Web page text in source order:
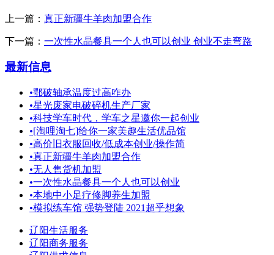
上一篇： 真正新疆牛羊肉加盟合作
下一篇： 一次性水晶餐具一个人也可以创业 创业不走弯路
最新信息
•鄂破轴承温度过高咋办
•星光废家电破碎机生产厂家
•科技学车时代，学车之星邀你一起创业
•[淘哩淘七]给你一家美趣生活优品馆
•高价旧衣服回收/低成本创业/操作简
•真正新疆牛羊肉加盟合作
•无人售货机加盟
•一次性水晶餐具一个人也可以创业
•本地中小足疗修脚养生加盟
•模拟练车馆 强势登陆 2021超乎想象
辽阳生活服务
辽阳商务服务